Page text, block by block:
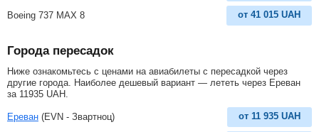
Boeing 737 MAX 8 от 41 015 UAH
Города пересадок
Ниже ознакомьтесь с ценами на авиабилеты с пересадкой через
другие города. Наиболее дешевый вариант — лететь через Ереван
за 11935 UAH
Ереван (EVN - Звартноц) от 11 935 UAH